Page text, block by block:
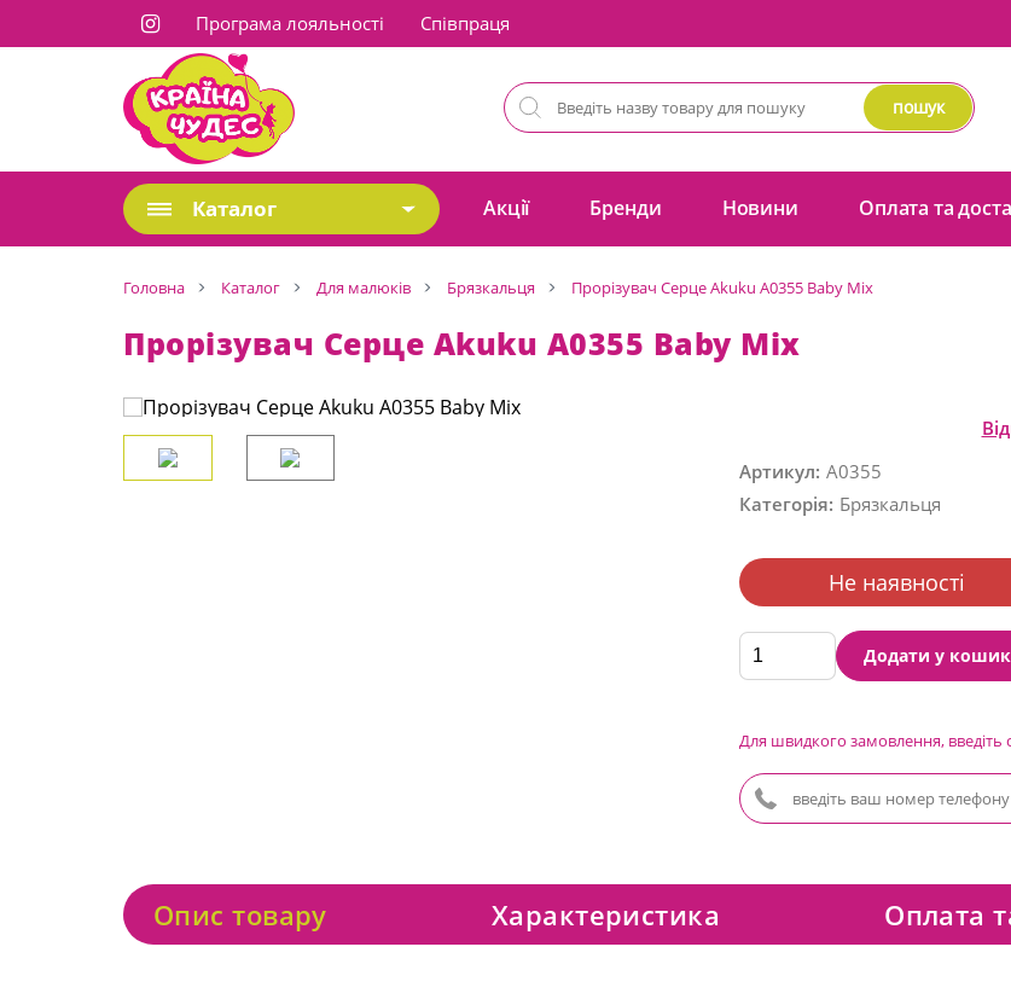
Програма лояльності Cпівпраця
пошук
Каталог Акції Бренди Новини Оплата та
Головна Каталог Для малюків Брязкальця Прорізувач Серце Akuku A0355 Baby Mix
Прорізувач Серце Akuku A0355 Baby Mix
Артикул: A0355
Категорія: Брязкальця
Не наявності
Додати у кошик
Для швидкого замовлення,
Опис товару Характеристика Оплата